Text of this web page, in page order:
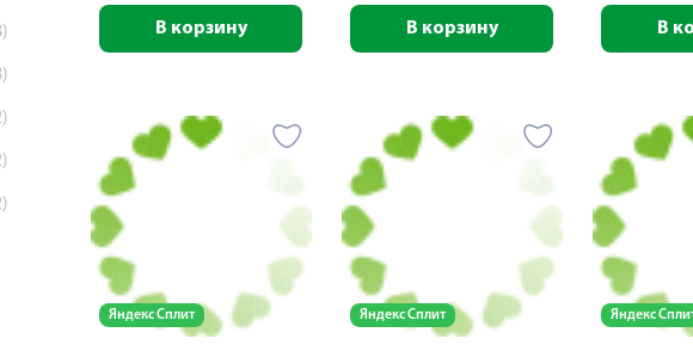
В корзину В корзину В
Яндекс Сплит Яндекс Сплит Яндекс